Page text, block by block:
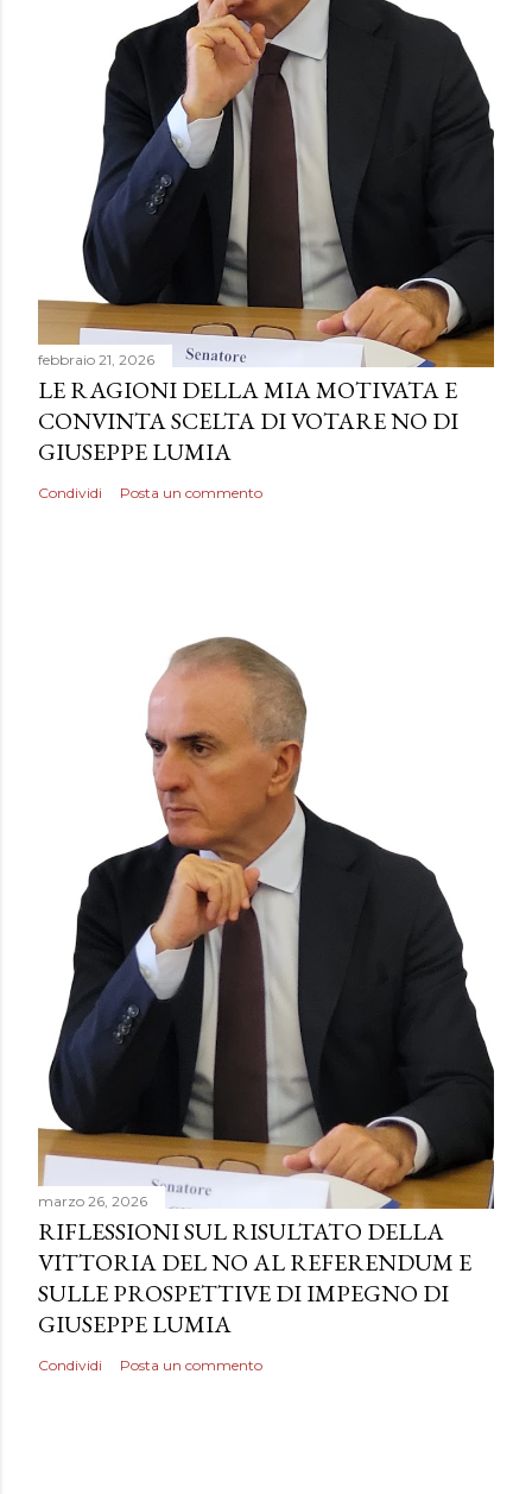
febbraio 21, 2026
LE RAGIONI DELLA MIA MOTIVATA E
CONVINTA SCELTA DI VOTARE NO DI
GIUSEPPE LUMIA
Condividi Posta un commento
marzo 26, 2026
RIFLESSIONI SUL RISULTATO DELLA
VITTORIA DEL NO AL REFERENDUM E
SULLE PROSPETTIVE DI IMPEGNO DI
GIUSEPPE LUMIA
Condividi Posta un commento